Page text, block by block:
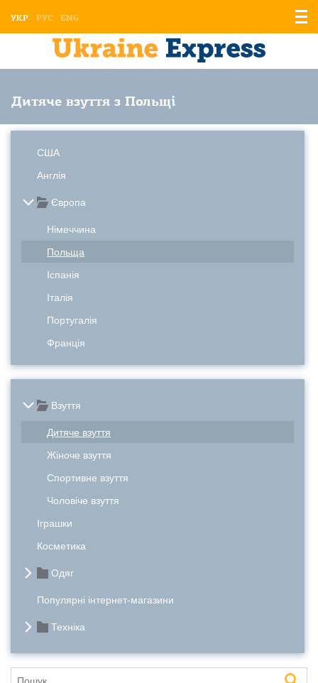
УКР РУС ENG
Дитяче взуття з Польщі
США
Англія
Європа
Німеччина
Польща
Іспанія
Італія
Португалія
Франція
Взуття
Дитяче взуття
Жіноче взуття
Спортивне взуття
Чоловіче взуття
Іграшки
Косметика
Одяг
Популярні інтернет-магазини
Техніка